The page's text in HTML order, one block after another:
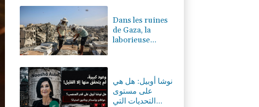
Dans les ruines
de Gaza, la
laborieuse
نوشا أوبيل: هل هي
على مستوى
التحديات التي